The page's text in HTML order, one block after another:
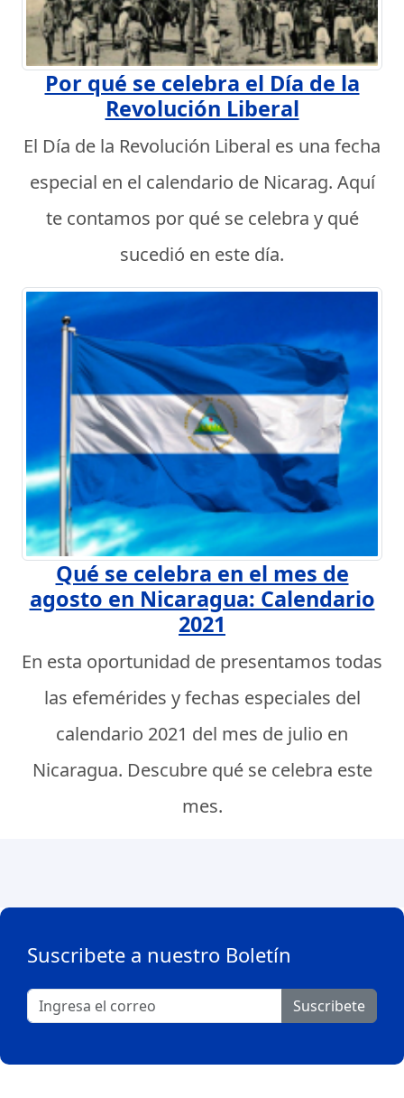
Por qué se celebra el Día de la
Revolución Liberal
El Día de la Revolución Liberal es una fecha
especial en el calendario de Nicarag. Aquí
te contamos por qué se celebra y qué
sucedió en este día.
Qué se celebra en el mes de
agosto en Nicaragua: Calendario
2021
En esta oportunidad de presentamos todas
las efemérides y fechas especiales del
calendario 2021 del mes de julio en
Nicaragua. Descubre qué se celebra este
mes.
Suscribete a nuestro Boletín
Suscribete